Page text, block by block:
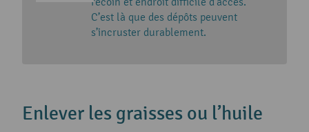
C’est là que des dépôts peuvent
s’incruster durablement.
Enlever les graisses ou l’huile